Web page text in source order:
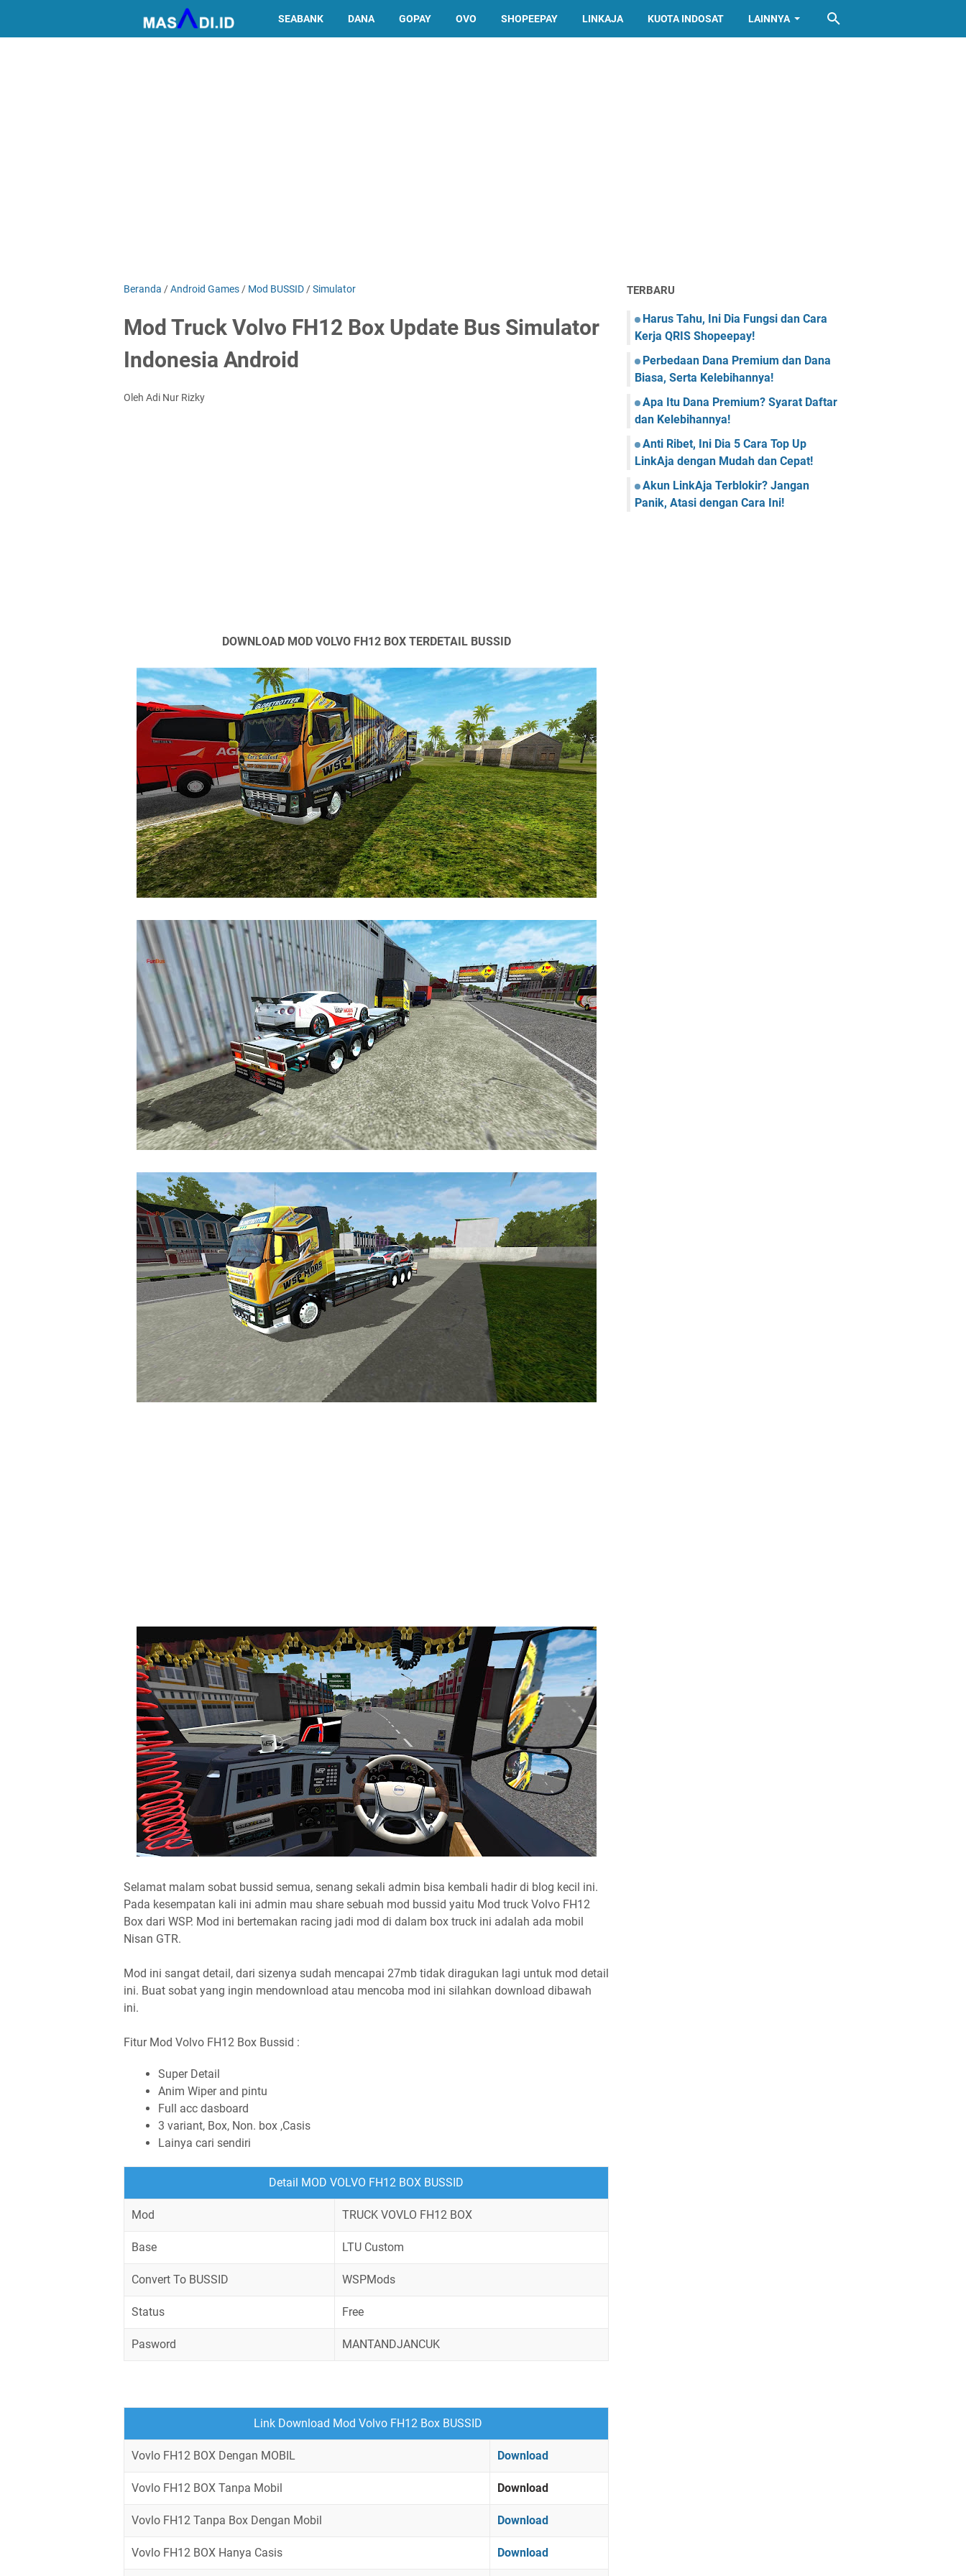
SEABANK DANA GOPAY OVO SHOPEEPAY LINKAJA KUOTA INDOSAT LAINNYA
Beranda /Android Games / Mod BUSSID /Simulator
Mod Truck Volvo FH12 Box Update Bus Simulator
Indonesia Android
Oleh Adi Nur Rizky
DOWNLOAD MOD VOLVO FH12 BOX TERDETAIL BUSSID
Selamat malam sobat bussid semua, senang sekali admin bisa kembali hadir di blog kecil ini.
Pada kesempatan kali ini admin mau share sebuah mod bussid yaitu Mod truck Volvo FH12
Box dari WSP. Mod ini bertemakan racing jadi mod di dalam box truck ini adalah ada mobil
Nisan GTR.
Mod ini sangat detail, dari sizenya sudah mencapai 27mb tidak diragukan lagi untuk mod detail
ini. Buat sobat yang ingin mendownload atau mencoba mod ini silahkan download dibawah
ini.
Fitur Mod Volvo FH12 Box Bussid :
Super Detail
Anim Wiper and pintu
Full acc dasboard
3 variant, Box, Non. box ,Casis
Lainya cari sendiri
Detail MOD VOLVO FH12 BOX BUSSID
Mod TRUCK VOVLO FH12 BOX
Base LTU Custom
Convert To BUSSID WSPMods
Status Free
Pasword MANTANDJANCUK
Link Download Mod Volvo FH12 Box BUSSID
Vovlo FH12 BOX Dengan MOBIL Download
Vovlo FH12 BOX Tanpa Mobil Download
Vovlo FH12 Tanpa Box Dengan Mobil Download
Vovlo FH12 BOX Hanya Casis Download
TERBARU
Harus Tahu, Ini Dia Fungsi dan Cara
Kerja QRIS Shopeepay!
Perbedaan Dana Premium dan Dana
Biasa, Serta Kelebihannya!
Apa Itu Dana Premium? Syarat Daftar
dan Kelebihannya!
Anti Ribet, Ini Dia 5 Cara Top Up
LinkAja dengan Mudah dan Cepat!
Akun LinkAja Terblokir? Jangan
Panik, Atasi dengan Cara Ini!